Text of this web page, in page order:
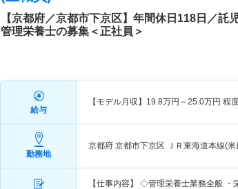
【京都府／京都市下京区】年間休日118日／託
管理栄養士の募集＜正社員＞
給与
【モデル月収】 19.8万円～25.0万円 程
勤務地
京都府 京都市下京区 ＪＲ東海道本線(
【仕事内容】 ◇管理栄養士業務全般